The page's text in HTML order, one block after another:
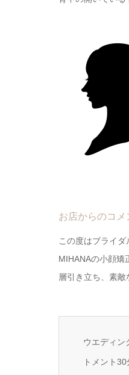
お店からのコメ
この度はブライ
MIHANAの小顔矯
層引き立ち、素敵
ウエディン
トメント